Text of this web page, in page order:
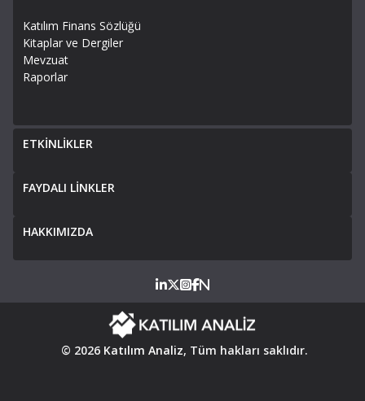
Katılım Finans Sözlüğü
Kitaplar ve Dergiler
Mevzuat
Raporlar
ETKİNLİKLER
FAYDALI LİNKLER
HAKKIMIZDA
© 2026 Katılım Analiz, Tüm hakları saklıdır.